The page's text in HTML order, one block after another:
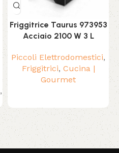
,
Friggitrice Taurus 973953
Acciaio 2100 W 3 L
Piccoli Elettrodomestici,
Friggitrici, Cucina |
Gourmet